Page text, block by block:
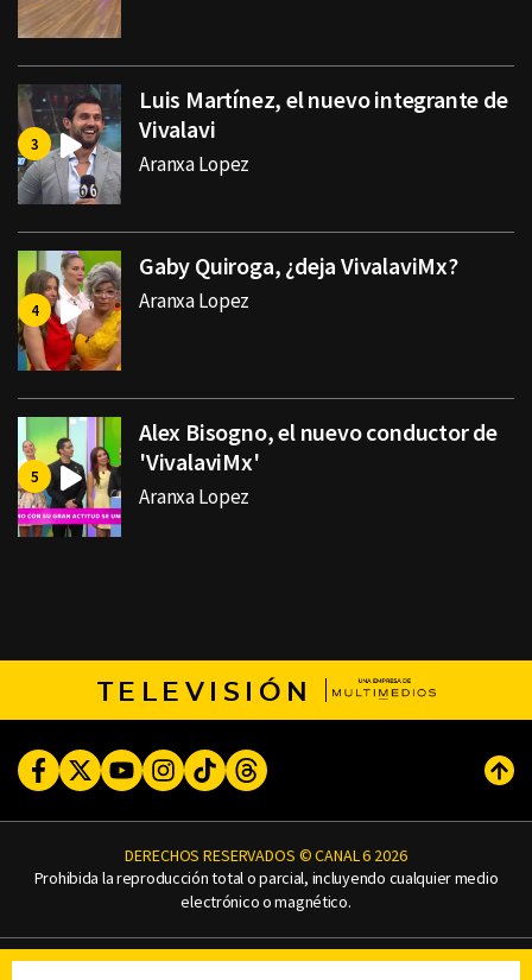
Luis Martínez, el nuevo integrante de
Vivalavi
Aranxa Lopez
Gaby Quiroga, ¿deja VivalaviMx?
Aranxa Lopez
Alex Bisogno, el nuevo conductor de
'VivalaviMx'
Aranxa Lopez
TELEVISIÓN
FacebookTwitterYoutubeInstagram
TikTokThreads
DERECHOS RESERVADOS © CANAL 6 2026
Prohibida la reproducción total o parcial, incluyendo cualquier medio
electrónico o magnético.